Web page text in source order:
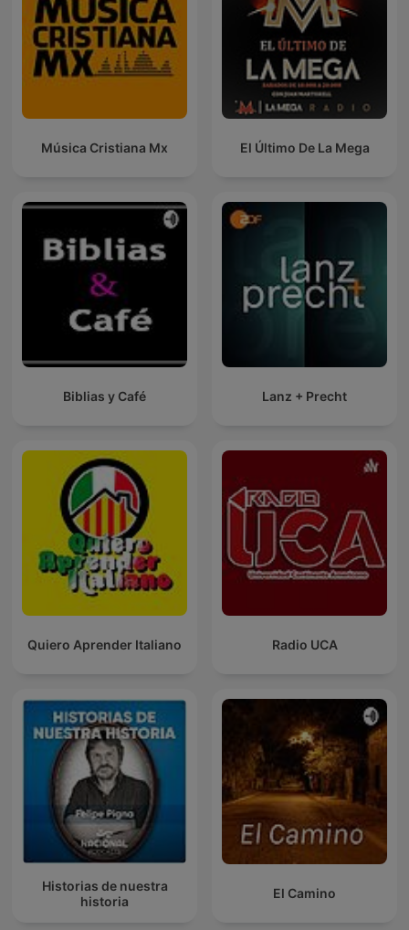
Música Cristiana Mx El Último De La Mega
Biblias y Café Lanz + Precht
Quiero Aprender Italiano Radio UCA
Historias de nuestra
historia
El Camino